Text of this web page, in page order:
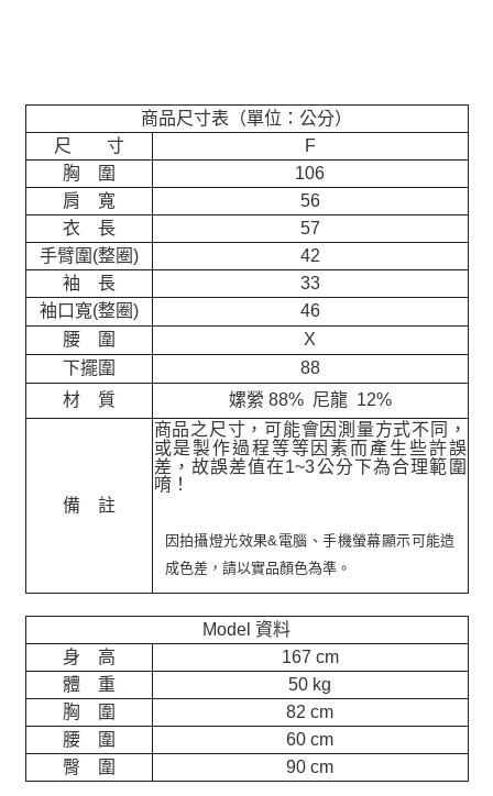
商品尺寸表（單位：公分）
尺 寸
F
胸 圍
106
肩 寬
56
衣 長
57
手臂圍(整圈)
42
袖 長
33
袖口寬(整圈)
46
腰 圍
X
下擺圍
88
材 質
嫘縈 88% 尼龍 12%
備 註
商品之尺寸，可能會因測量方式不同，
或是製作過程等等因素而產生些許誤
差，故誤差值在1~3公分下為合理範圍
唷！
因拍攝燈光效果&電腦、手機螢幕顯示可能造
成色差，請以實品顏色為準。
Model 資料
身 高
167 cm
體 重
50 kg
胸 圍
82 cm
腰 圍
60 cm
臀 圍
90 cm